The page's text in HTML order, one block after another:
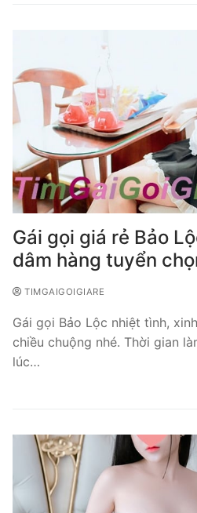
Gái gọi giá rẻ Bảo
dâm hàng tuyển
TIMGAIGOIGIARE
Gái gọi Bảo Lộc nhiệt tình,
chiều chuộng nhé. Thời gian
lúc…